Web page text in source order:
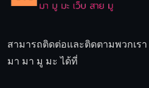
สามารถติดต่อและติดตามพวกเรา
มา มา มู มะ ได้ที่